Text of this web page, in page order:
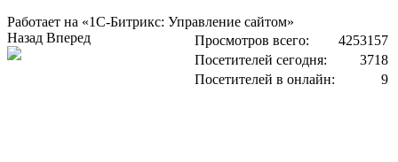
Работает на «1С-Битрикс: Управление сайтом»
Просмотров всего:
4253157
Посетителей сегодня:
3718
Посетителей в онлайн:
9
Назад Вперед